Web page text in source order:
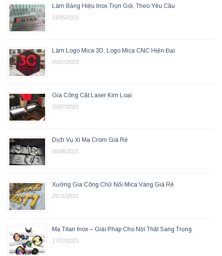
Làm Bảng Hiệu Inox Trọn Gói, Theo Yêu Cầu
21/05/2021
Làm Logo Mica 3D, Logo Mica CNC Hiện Đại
05/07/2023
Gia Công Cắt Laser Kim Loại
15/07/2021
Dịch Vụ Xi Mạ Crom Giá Rẻ
05/06/2021
Xưởng Gia Công Chữ Nổi Mica Vàng Giá Rẻ
25/11/2023
Mạ Titan Inox – Giải Pháp Cho Nội Thất Sang Trọng
17/07/2021